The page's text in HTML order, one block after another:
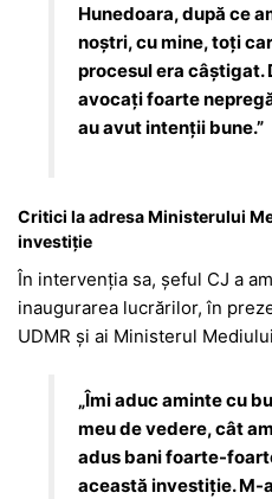
Hunedoara, după ce
noștri, cu mine, toți
procesul era câștigat.
avocați foarte
au avut intenții bune.”
Critici la adresa Ministerului
investiție
În intervenția sa, șeful CJ a
inaugurarea lucrărilor, în
UDMR și ai Ministerul Mediului
„Îmi aduc aminte cu
meu de vedere, cât
adus bani foarte-
această investiție. M-